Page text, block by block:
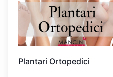
Plantari Ortopedici